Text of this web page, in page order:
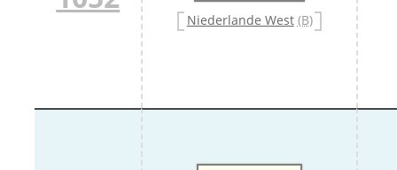
Weitere
Niederlande West (B)